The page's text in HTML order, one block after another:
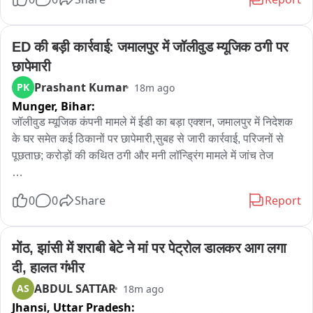
ED की बड़ी कार्रवाई: जमालपुर में जॉलीवुड म्यूजिक ठगी पर
छापेमारी
PK Prashant Kumar 18m ago
Munger, Bihar:
जॉलीवुड म्यूजिक कंपनी मामले में ईडी का बड़ा एक्शन, जमालपुर में निदेशक
के घर समेत कई ठिकानों पर छापेमारी,सुबह से जारी कार्रवाई, परिजनों से
पूछताछ; करोड़ों की कथित ठगी और मनी लॉन्ड्रिंग मामले में जांच तेज
कथित करोड़ों रुपये के ठगी और मनी लॉन्ड्रिंग मामले में प्रवर्तन निदेशालय
बजे जमालपुर थाना क्षेत्र के नया टोला फुलका स्थित कंपनी के निदेशक
जितेंद्र कुमार राजीव के आवास समेत उससे जुड़े कई ठिकानों पर एक साथ
छापेमारी शुरू की। कार्रवाई समाचार लिखे जाने तक जारी थी।
जानकारी के अनुसार, आधा दर्जन से अधिक ईडी अधिकारी सुबह तड़के नया
टोला फुलका पहुंचे और स्थानीय लोगों की दिनचर्या शुरू होने से पहले ही
0 0 Share Report
मोंठ, झांसी में शराबी बेटे ने मां पर पेट्रोल डालकर आग लगा
दी, हालत गंभीर
AS ABDUL SATTAR 18m ago
Jhansi, Uttar Pradesh: